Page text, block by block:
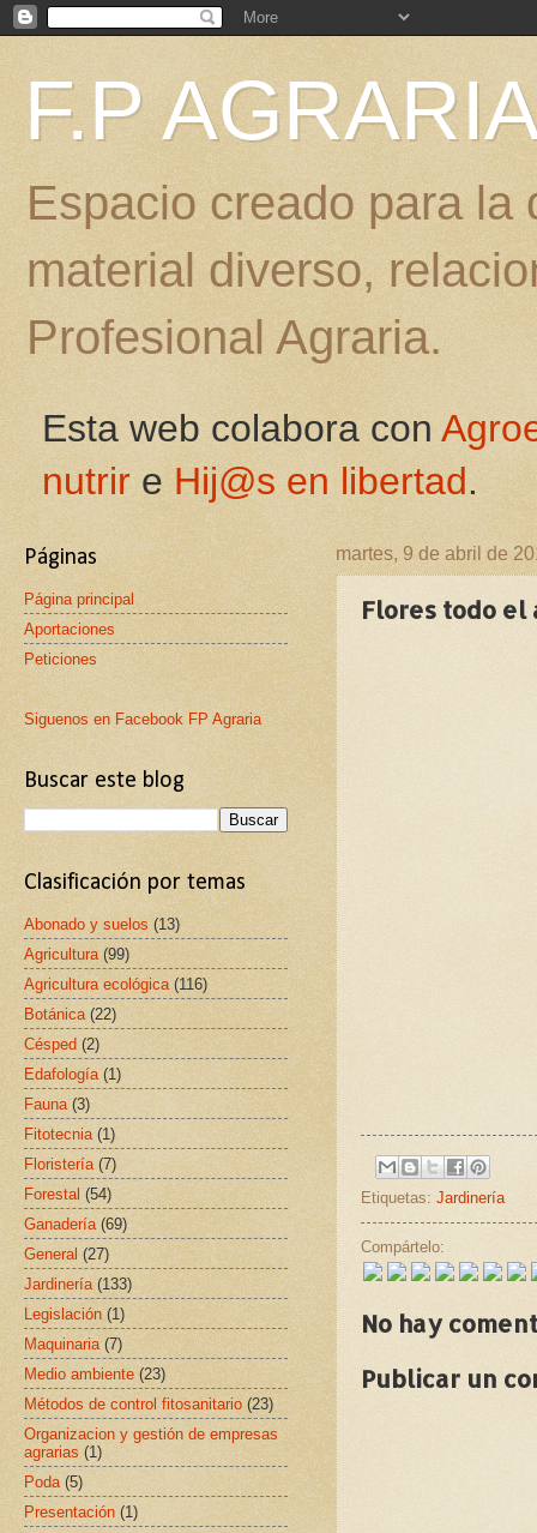
F.P
Espacio creado para
material diverso,
Profesional Agraria.
Esta web colabora con
nutrir e Hij@s en libertad.
martes, 9 de abril de
Flores todo el
Etiquetas: Jardinería
Compártelo:
No hay
Publicar un
Páginas
Página principal
Aportaciones
Peticiones
Siguenos en Facebook FP Agraria
Buscar este blog
Clasificación por temas
Abonado y suelos (13)
Agricultura (99)
Agricultura ecológica (116)
Botánica (22)
Césped (2)
Edafología (1)
Fauna (3)
Fitotecnia (1)
Floristería (7)
Forestal (54)
Ganadería (69)
General (27)
Jardinería (133)
Legislación (1)
Maquinaria (7)
Medio ambiente (23)
Métodos de control fitosanitario (23)
Organizacion y gestión de empresas
agrarias (1)
Poda (5)
Presentación (1)